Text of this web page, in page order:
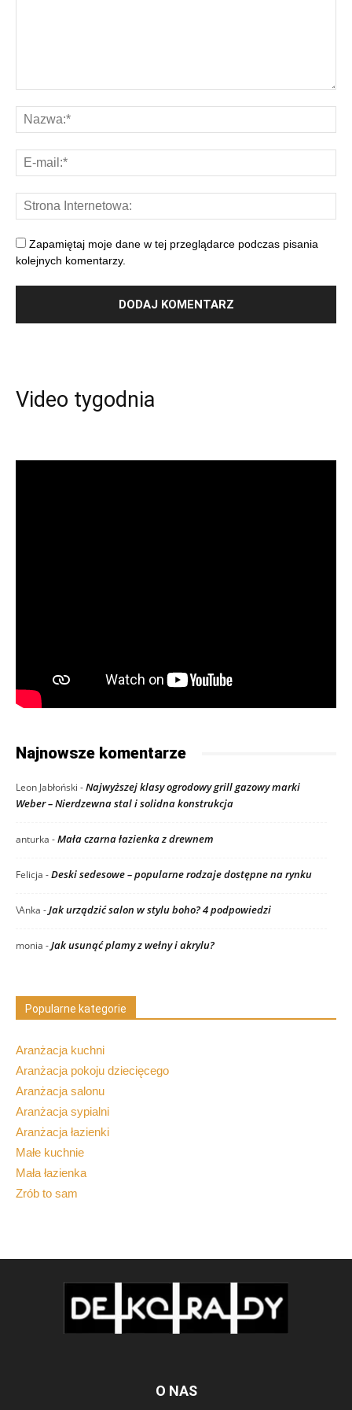
Zapamiętaj moje dane w tej przeglądarce podczas pisania
kolejnych komentarzy.
Video tygodnia
Najnowsze komentarze
Leon Jabłoński -Najwyższej klasy ogrodowy grill gazowy marki
Weber – Nierdzewna stal i solidna konstrukcja
anturka -Mała czarna łazienka z drewnem
Felicja -Deski sedesowe – popularne rodzaje dostępne na rynku
\Anka -Jak urządzić salon w stylu boho? 4 podpowiedzi
monia -Jak usunąć plamy z wełny i akrylu?
Popularne kategorie
Aranżacja kuchni
Aranżacja pokoju dziecięcego
Aranżacja salonu
Aranżacja sypialni
Aranżacja łazienki
Małe kuchnie
Mała łazienka
Zrób to sam
O NAS